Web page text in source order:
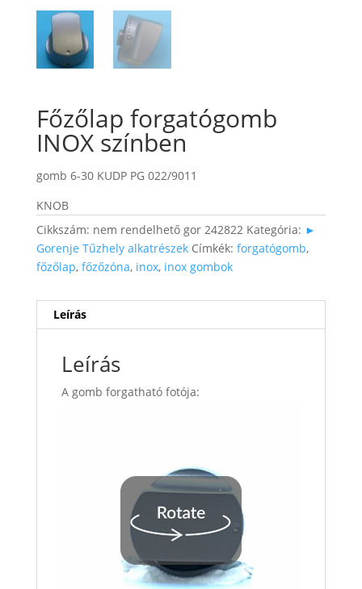
Főzőlap forgatógomb
INOX színben
gomb 6-30 KUDP PG 022/9011
KNOB
Cikkszám: nem rendelhető gor 242822 Kategória: ►
Gorenje Tűzhely alkatrészek Címkék: forgatógomb,
főzőlap, főzőzóna, inox, inox gombok
Leírás
Leírás
A gomb forgatható fotója: